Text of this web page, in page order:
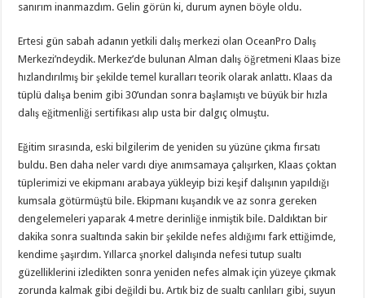
sanırım inanmazdım. Gelin görün ki, durum aynen böyle oldu.
Ertesi gün sabah adanın yetkili dalış merkezi olan OceanPro Dalış
Merkezi’ndeydik. Merkez’de bulunan Alman dalış öğretmeni Klaas bize
hızlandırılmış bir şekilde temel kuralları teorik olarak anlattı. Klaas da
tüplü dalışa benim gibi 30’undan sonra başlamıştı ve büyük bir hızla
dalış eğitmenliği sertifikası alıp usta bir dalgıç olmuştu.
Eğitim sırasında, eski bilgilerim de yeniden su yüzüne çıkma fırsatı
buldu. Ben daha neler vardı diye anımsamaya çalışırken, Klaas çoktan
tüplerimizi ve ekipmanı arabaya yükleyip bizi keşif dalışının yapıldığı
kumsala götürmüştü bile. Ekipmanı kuşandık ve az sonra gereken
dengelemeleri yaparak 4 metre derinliğe inmiştik bile. Daldıktan bir
dakika sonra sualtında sakin bir şekilde nefes aldığımı fark ettiğimde,
kendime şaşırdım. Yıllarca şnorkel dalışında nefesi tutup sualtı
güzelliklerini izledikten sonra yeniden nefes almak için yüzeye çıkmak
zorunda kalmak gibi değildi bu. Artık biz de sualtı canlıları gibi, suyun